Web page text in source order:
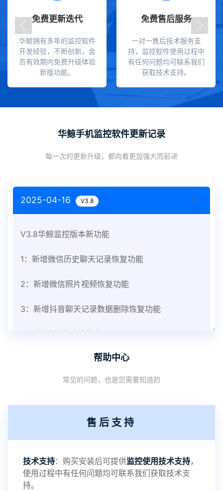
免费更新迭代
华鲸拥有多年的监控软件
开发经验，不断创新，会
员有效期内免费升级体验
新版功能。
免费售后服务
一对一售后技术服务支
持，监控软件使用过程中
有任何问题均可联系我们
获取技术支持。
华鲸手机监控软件更新记录
每一次的更新升级，都向着更加强大而前进
2025-04-16 V3.8
V3.8华鲸监控版本新功能
1：新增微信历史聊天记录恢复功能
2：新增微信照片视频恢复功能
3：新增抖音聊天记录数据删除恢复功能
1：优化监控终端从当前监控界面切换其他被控端手
机设备响应慢问题
4：优化离线云储存服务器相册照片文件夹路径问题
5：优化关闭监控后离线设置云储存对方微信聊天记
帮助中心
常见的问题，也是您需要知道的
售后支持
技术支持：购买安装后可提供监控使用技术支持，
使用过程中有任何问题均可联系我们获取技术支
持。